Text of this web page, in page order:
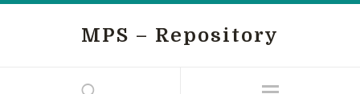
MPS – Repository